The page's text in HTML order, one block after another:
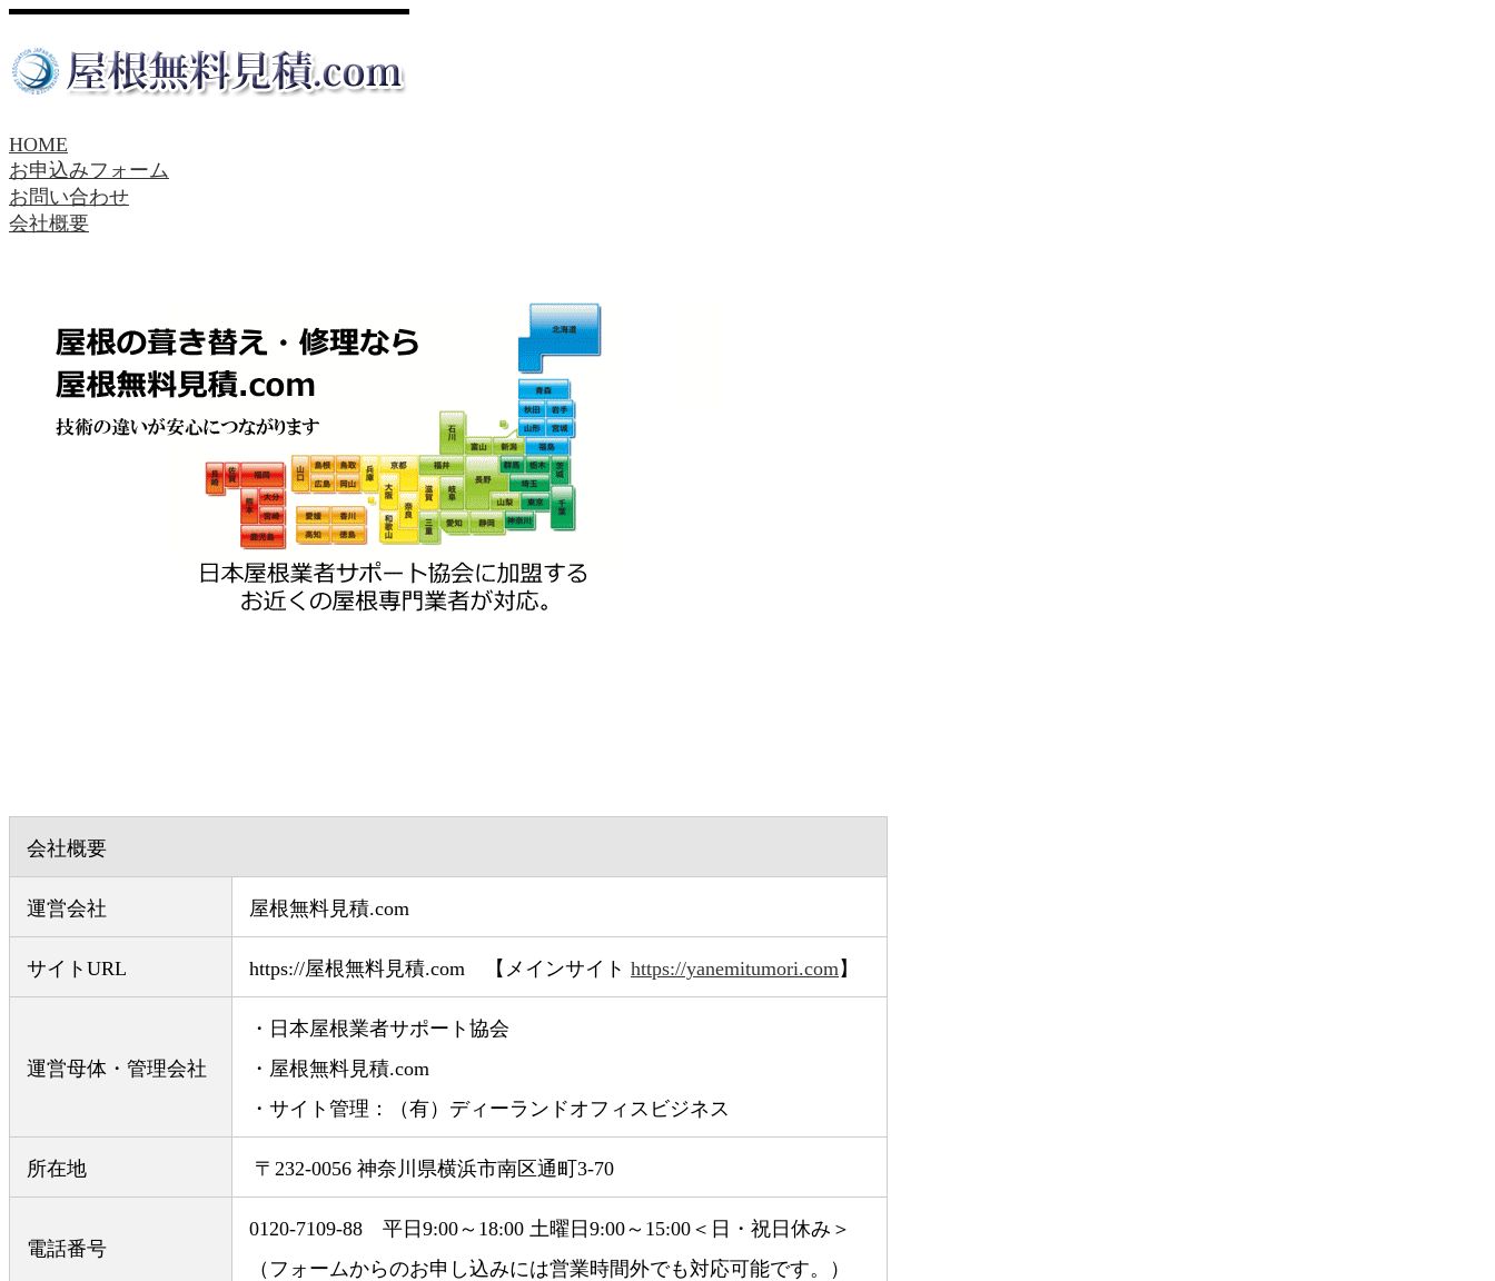
HOME
お申込みフォーム
お問い合わせ
会社概要
会社概要
運営会社 屋根無料見積.com
サイトURL https://屋根無料見積.com 【メインサイト https://yanemitumori.com】
運営母体・管理会社
・日本屋根業者サポート協会
・屋根無料見積.com
・サイト管理：（有）ディーランドオフィスビジネス
所在地 〒232-0056 神奈川県横浜市南区通町3-70
電話番号
0120-7109-88 平日9:00～18:00 土曜日9:00～15:00＜日・祝日休み＞
（フォームからのお申し込みには営業時間外でも対応可能です。）